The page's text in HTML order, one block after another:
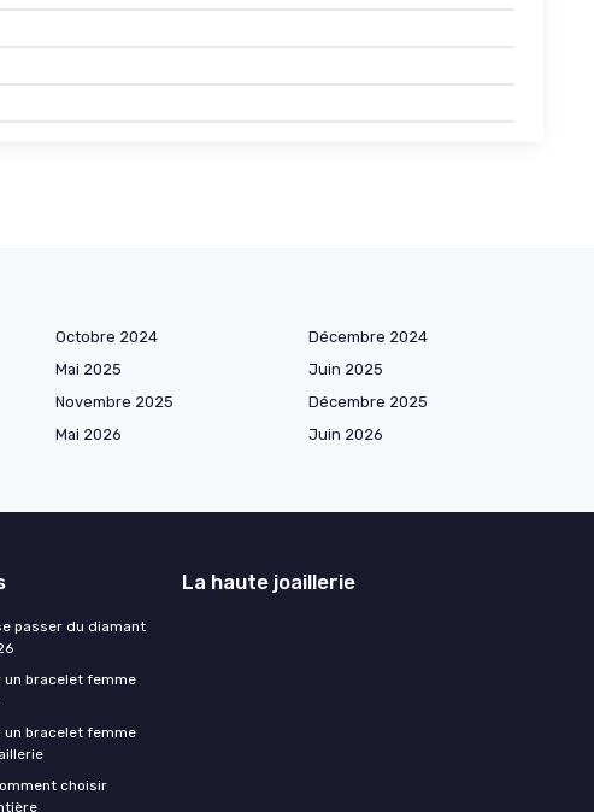
Octobre 2024
Décembre 2024
Mai 2025
Juin 2025
Novembre 2025
Décembre 2025
Mai 2026
Juin 2026
passer du diamant
un bracelet femme
un bracelet femme
choisir
La haute joaillerie